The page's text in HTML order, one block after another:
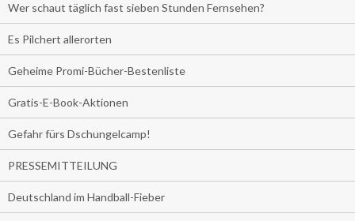
Wer schaut täglich fast sieben Stunden Fernsehen?
Es Pilchert allerorten
Geheime Promi-Bücher-Bestenliste
Gratis-E-Book-Aktionen
Gefahr fürs Dschungelcamp!
PRESSEMITTEILUNG
Deutschland im Handball-Fieber